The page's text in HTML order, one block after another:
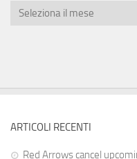
ARTICOLI RECENTI
Red Arrows cancel